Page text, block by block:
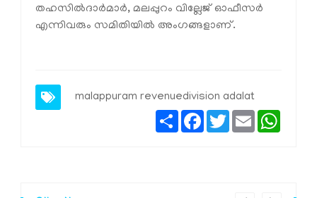
തഹസിൽദാർമാർ, മലപ്പുറം വില്ലേജ് ഓഫീസർ
എന്നിവരും സമിതിയിൽ അംഗങ്ങളാണ്.
malappuram revenuedivision adalat
ShareFacebook
TwitterEmail